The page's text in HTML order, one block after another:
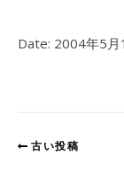
Date: 2004年5
古い投稿